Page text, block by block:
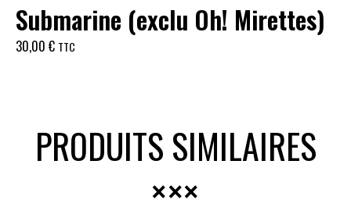
Submarine (exclu Oh! Mirettes)
30,00 € TTC
PRODUITS SIMILAIRES